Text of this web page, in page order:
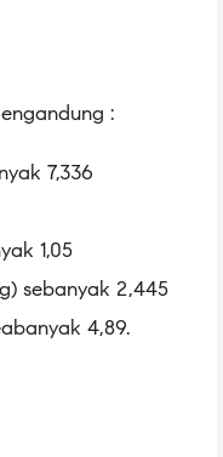
:
7,336
1,05
sebanyak 2,445
4,89.